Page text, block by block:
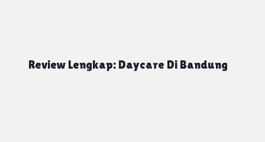
Review Lengkap: Daycare Di Bandung